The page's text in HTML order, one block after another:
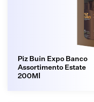
Piz Buin Expo Banco
Assortimento Estate
200Ml